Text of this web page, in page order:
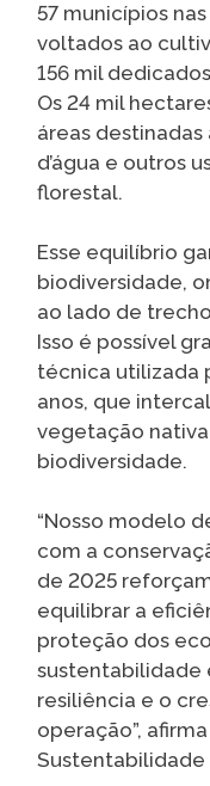
57 municípios
voltados ao
156 mil
Os 24 mil
áreas
d’água e outros
florestal.
Esse equilíbrio
biodiversidade,
ao lado de
Isso é possível
técnica utilizada
anos, que
vegetação
biodiversidade.
“Nosso modelo
com a
de 2025
equilibrar a
proteção dos
sustentabilidade
resiliência e o
operação”,
Sustentabilidade